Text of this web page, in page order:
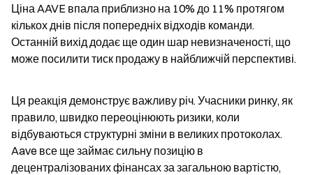
Ціна AAVE впала приблизно на 10% до 11% протягом
кількох днів після попередніх відходів команди.
Останній вихід додає ще один шар невизначеності, що
може посилити тиск продажу в найближчій перспективі.
Ця реакція демонструє важливу річ. Учасники ринку, як
правило, швидко переоцінюють ризики, коли
відбуваються структурні зміни в великих протоколах.
Aave все ще займає сильну позицію в
децентралізованих фінансах за загальною вартістю,